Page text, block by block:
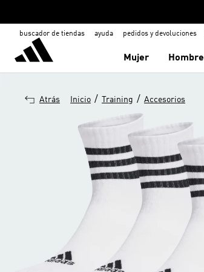
buscador de tiendas ayuda pedidos y devoluciones
Mujer Hombre
Atrás Inicio / Training / Accesorios